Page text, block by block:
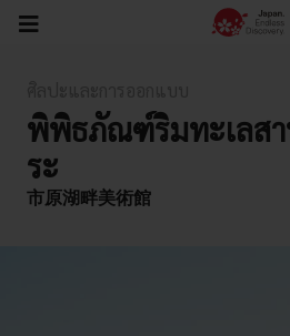
พิพิธภัณฑ์ริมทะเลสา
ระ
市原湖畔美術館